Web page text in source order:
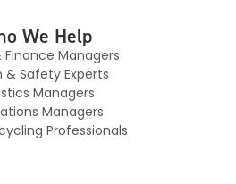
We Help
Finance Managers
& Safety Experts
Managers
Managers
Professionals